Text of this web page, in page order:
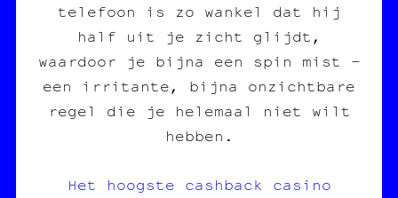
telefoon is zo wankel dat hij
half uit je zicht glijdt,
waardoor je bijna een spin mist –
een irritante, bijna onzichtbare
regel die je helemaal niet wilt
hebben.
Het hoogste cashback casino